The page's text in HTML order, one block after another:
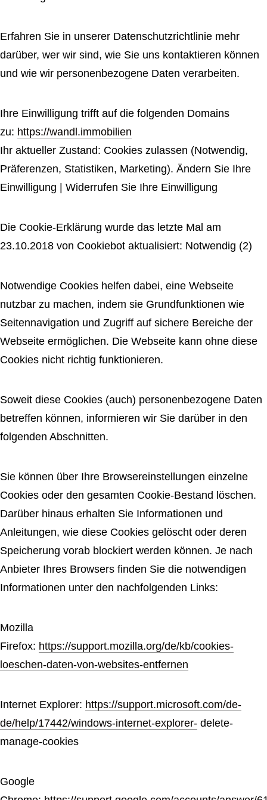
Erfahren Sie in unserer Datenschutzrichtlinie mehr
darüber, wer wir sind, wie Sie uns kontaktieren können
und wie wir personenbezogene Daten verarbeiten.
Ihre Einwilligung trifft auf die folgenden Domains
zu: https://wandl.immobilien
Ihr aktueller Zustand: Cookies zulassen (Notwendig,
Präferenzen, Statistiken, Marketing). Ändern Sie Ihre
Einwilligung | Widerrufen Sie Ihre Einwilligung
Die Cookie-Erklärung wurde das letzte Mal am
23.10.2018 von Cookiebot aktualisiert: Notwendig (2)
Notwendige Cookies helfen dabei, eine Webseite
nutzbar zu machen, indem sie Grundfunktionen wie
Seitennavigation und Zugriff auf sichere Bereiche der
Webseite ermöglichen. Die Webseite kann ohne diese
Cookies nicht richtig funktionieren.
Soweit diese Cookies (auch) personenbezogene Daten
betreffen können, informieren wir Sie darüber in den
folgenden Abschnitten.
Sie können über Ihre Browsereinstellungen einzelne
Cookies oder den gesamten Cookie-Bestand löschen.
Darüber hinaus erhalten Sie Informationen und
Anleitungen, wie diese Cookies gelöscht oder deren
Speicherung vorab blockiert werden können. Je nach
Anbieter Ihres Browsers finden Sie die notwendigen
Informationen unter den nachfolgenden Links:
Mozilla
Firefox: https://support.mozilla.org/de/kb/cookies-
loeschen-daten-von-websites-entfernen
Internet Explorer: https://support.microsoft.com/de-
de/help/17442/windows-internet-explorer- delete-
manage-cookies
Google